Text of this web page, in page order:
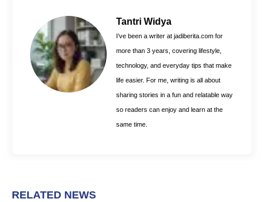
k
e
s
t
A
p
p
Tantri Widya
I’ve been a writer at jadiberita.com for
more than 3 years, covering lifestyle,
technology, and everyday tips that make
life easier. For me, writing is all about
sharing stories in a fun and relatable way
so readers can enjoy and learn at the
same time.
RELATED NEWS